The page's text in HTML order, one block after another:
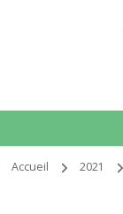
Accueil 2021